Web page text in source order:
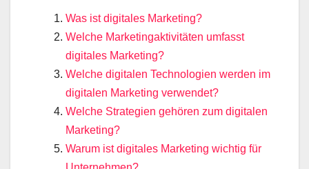
Was ist digitales Marketing?
Welche Marketingaktivitäten umfasst
digitales Marketing?
Welche digitalen Technologien werden im
digitalen Marketing verwendet?
Welche Strategien gehören zum digitalen
Marketing?
Warum ist digitales Marketing wichtig für